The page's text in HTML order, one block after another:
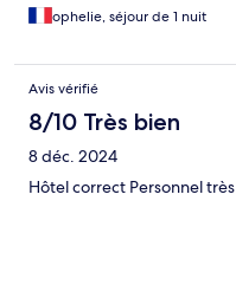
ophelie, séjour de 1 nuit
Avis vérifié
8/10 Très bien
8 déc. 2024
Hôtel correct Personnel